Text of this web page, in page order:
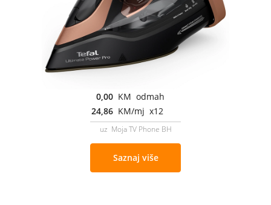
0,00 KM odmah
24,86 KM/mj x12
uz Moja TV Phone BH
Saznaj više